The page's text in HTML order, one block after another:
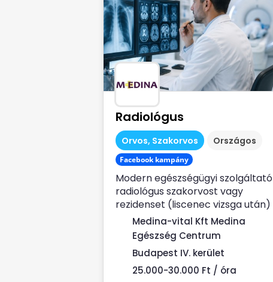
Radiológus
Orvos, Szakorvos Országos
Facebook kampány
Modern egészségügyi szolgáltató
radiológus szakorvost vagy
rezidenset (liscenec vizsga után)
keres Rendelési...
Medina-vital Kft Medina
Egészség Centrum
Budapest IV. kerület
25.000-30.000 Ft / óra